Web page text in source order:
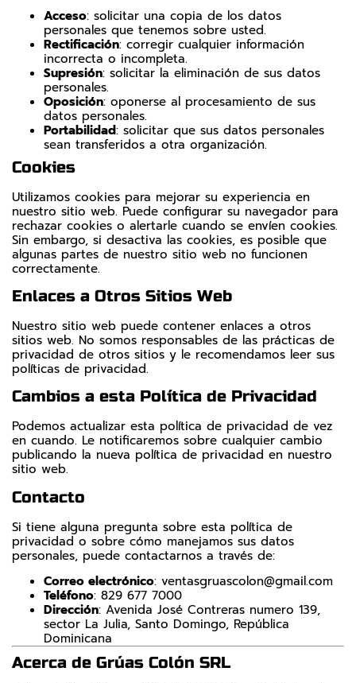
Acceso: solicitar una copia de los datos
personales que tenemos sobre usted.
Rectificación: corregir cualquier información
incorrecta o incompleta.
Supresión: solicitar la eliminación de sus datos
personales.
Oposición: oponerse al procesamiento de sus
datos personales.
Portabilidad: solicitar que sus datos personales
sean transferidos a otra organización.
Cookies
Utilizamos cookies para mejorar su experiencia en
nuestro sitio web. Puede configurar su navegador para
rechazar cookies o alertarle cuando se envíen cookies.
Sin embargo, si desactiva las cookies, es posible que
algunas partes de nuestro sitio web no funcionen
correctamente.
Enlaces a Otros Sitios Web
Nuestro sitio web puede contener enlaces a otros
sitios web. No somos responsables de las prácticas de
privacidad de otros sitios y le recomendamos leer sus
políticas de privacidad.
Cambios a esta Política de Privacidad
Podemos actualizar esta política de privacidad de vez
en cuando. Le notificaremos sobre cualquier cambio
publicando la nueva política de privacidad en nuestro
sitio web.
Contacto
Si tiene alguna pregunta sobre esta política de
privacidad o sobre cómo manejamos sus datos
personales, puede contactarnos a través de:
Correo electrónico: ventasgruascolon@gmail.com
Teléfono: 829 677 7000
Dirección: Avenida José Contreras numero 139,
sector La Julia, Santo Domingo, República
Dominicana
Acerca de Grúas Colón SRL